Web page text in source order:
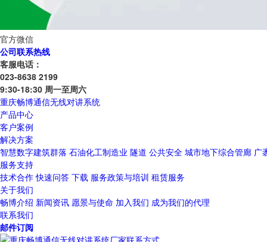
官方微信
公司联系热线
客服电话：
023-8638 2199
9:30-18:30 周一至周六
重庆畅博通信无线对讲系统
产品中心
客户案例
解决方案
智慧数字建筑群落 石油化工制造业 隧道 公共安全 城市地下综合管廊 广
服务支持
技术合作 快速问答 下载 服务政策与培训 租赁服务
关于我们
畅博介绍 新闻资讯 愿景与使命 加入我们 成为我们的代理
联系我们
邮件订阅